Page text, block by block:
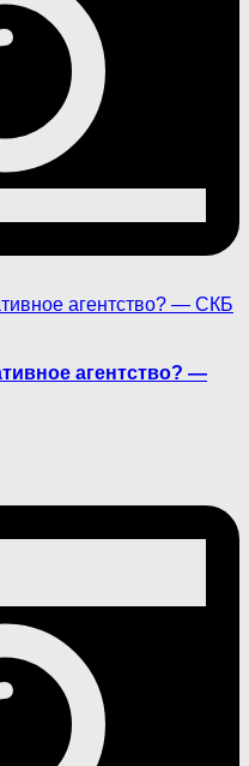
агентство? —